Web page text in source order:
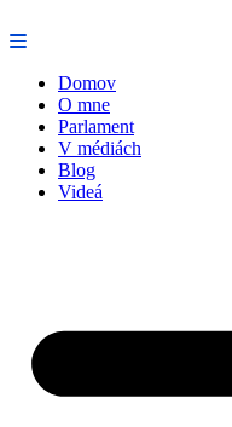
na
Domov
O mne
Parlament
V médiách
Blog
Videá